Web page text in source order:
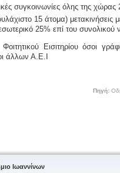
συγκοινωνίες όλης της χώρας
15 άτομα) μετακινήσεις
25% επί του συνολικού
Φοιτητικού Εισιτηρίου όσοι
άλλων Α.Ε.Ι
Πηγή:
Ιωαννίνων